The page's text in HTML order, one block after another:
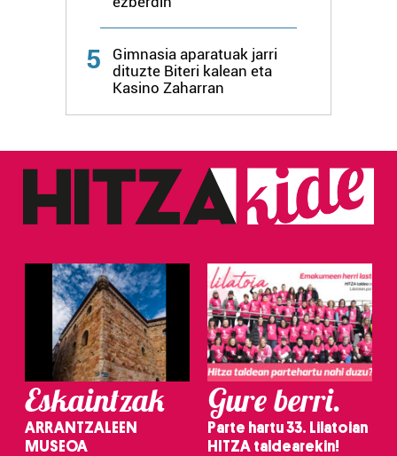
zerbitzuak hobetzeko asmoz, cookie teknologiaz
baliatzen gara. Ohar hau onartuz gero, teknologia hori
5
Gimnasia aparatuak jarri
dituzte Biteri kalean eta
Kasino Zaharran
Eskaintzak
ARRANTZALEEN
MUSEOA
Gure berri.
Parte hartu 33. Lilatoian
HITZA taldearekin!